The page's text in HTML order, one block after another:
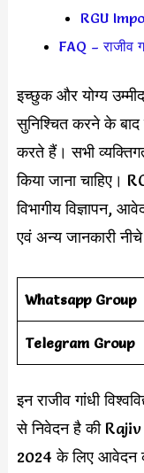
RGU
FAQ – राजीव
इच्छुक और योग्य
सुनिश्चित करने के बाद
करते हैं। सभी
किया जाना
विभागीय विज्ञापन,
एवं अन्य जानकारी
Whatsapp Group
Telegram Group
इन राजीव गांधी
से निवेदन है की
2024 के लिए आवेदन